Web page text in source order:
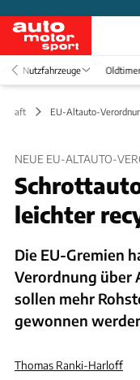
Nutzfahrzeuge
EU-Altauto-
NEUE EU-ALTAUTO-
leichter
Die EU-Gremien
Verordnung über
sollen mehr
gewonnen
Thomas Ranki-Harloff